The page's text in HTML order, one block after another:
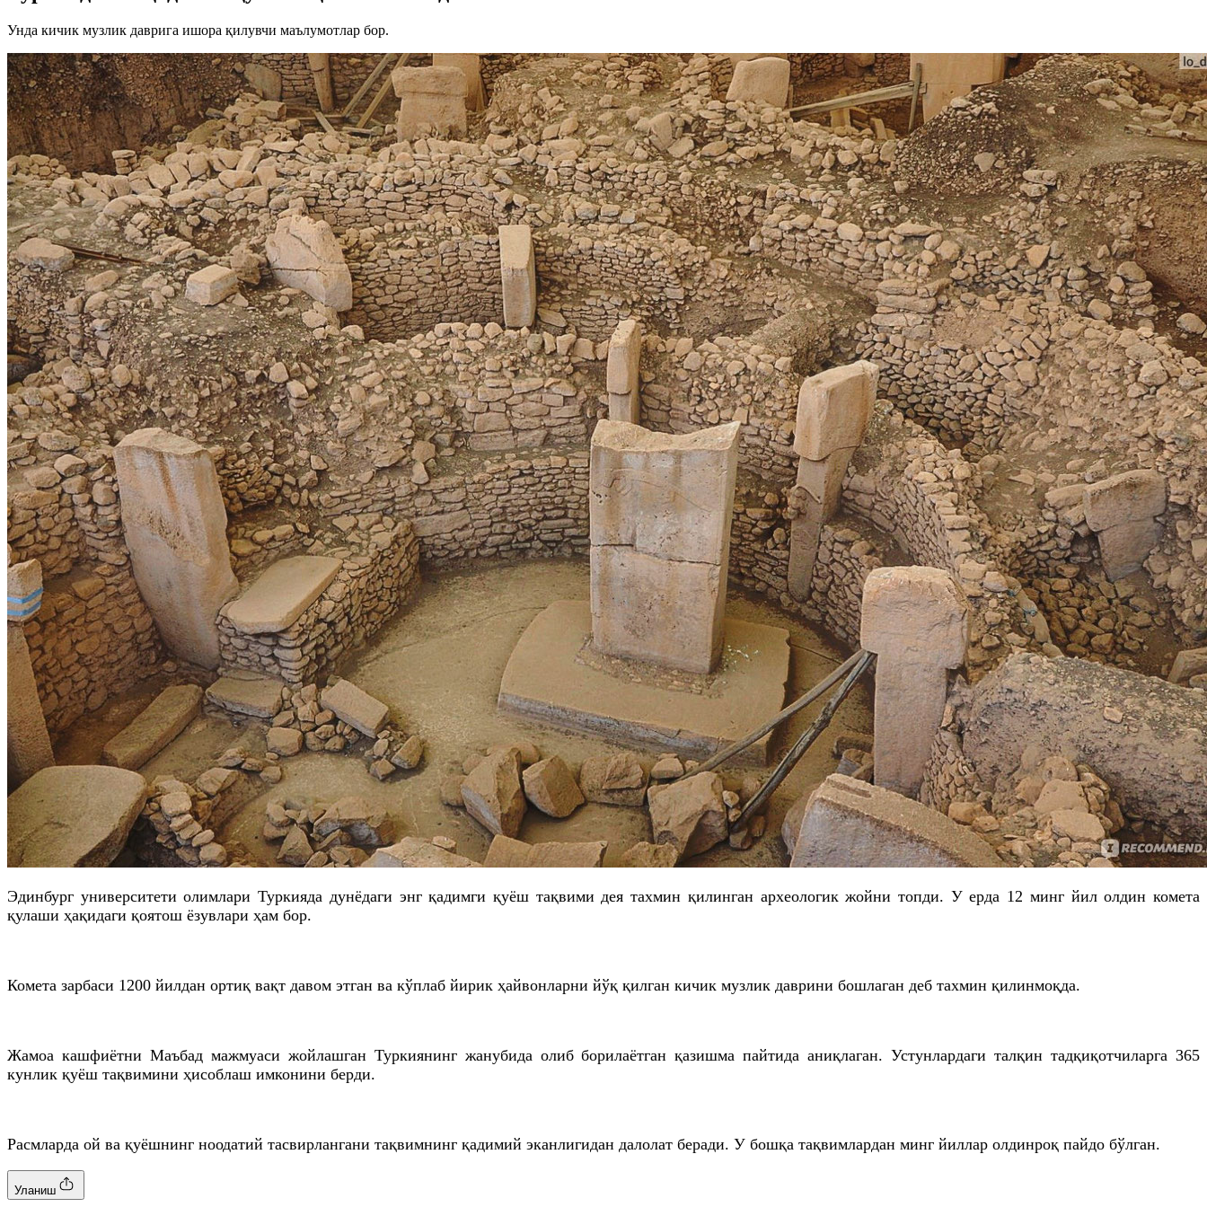
Унда кичик музлик даврига ишора қилувчи маълумотлар бор.
Эдинбург университети олимлари Туркияда дунёдаги энг қадимги қуёш тақвими дея тахмин қилинган археологик жойни топди. У ерда 12 минг йил олдин комета
қулаши ҳақидаги қоятош ёзувлари ҳам бор.
Комета зарбаси 1200 йилдан ортиқ вақт давом этган ва кўплаб йирик ҳайвонларни йўқ қилган кичик музлик даврини бошлаган деб тахмин қилинмоқда.
Жамоа кашфиётни Маъбад мажмуаси жойлашган Туркиянинг жанубида олиб борилаётган қазишма пайтида аниқлаган. Устунлардаги талқин тадқиқотчиларга 365
кунлик қуёш тақвимини ҳисоблаш имконини берди.
Расмларда ой ва қуёшнинг ноодатий тасвирлангани тақвимнинг қадимий эканлигидан далолат беради. У бошқа тақвимлардан минг йиллар олдинроқ пайдо бўлган.
Уланиш